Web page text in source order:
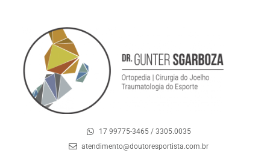
17 99775-3465 / 3305.0035
atendimento@doutoresportista.com.br